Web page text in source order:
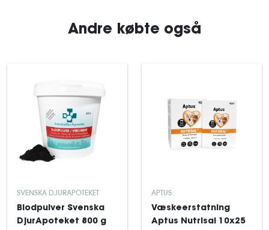
Andre købte også
SVENSKA DJURAPOTEKET
Blodpulver Svenska
DjurApoteket 800 g
APTUS
Væskeerstatning
Aptus Nutrisal 10x25